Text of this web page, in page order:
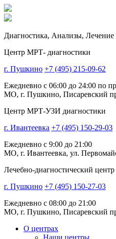
Диагностика, Анализы, Лечение
Центр МРТ- диагностики
г. Пушкино +7 (495) 215-09-62
Ежедневно с 06:00 до 24:00 по
МО, г. Пушкино, Писаревский
Центр МРТ-УЗИ диагностики
г. Ивантеевка +7 (495) 150-29-03
Ежедневно с 9:00 до 21:00
МО, г. Ивантеевка, ул.
Лечебно-диагностический центр
г. Пушкино +7 (495) 150-27-03
Ежедневно с 08:00 до 21:00
МО, г. Пушкино, Писаревский
О центрах
Наши центры